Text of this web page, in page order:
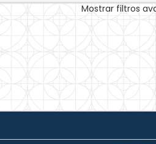
Mostrar filtros